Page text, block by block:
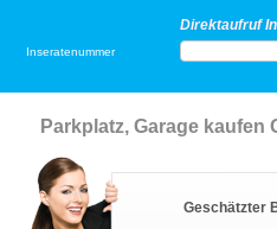
Direktaufruf
Inseratenummer
Parkplatz, Garage kaufen
Geschätzter